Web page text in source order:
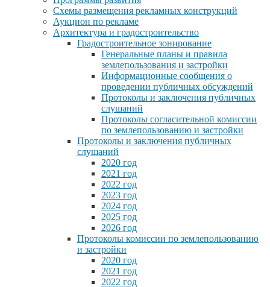
Схемы размещения рекламных конструкций
Аукцион по рекламе
Архитектура и градостроительство
Градостроительное зонирование
Генеральные планы и правила
землепользования и застройки
Информационные сообщения о
проведении публичных обсуждений
Протоколы и заключения публичных
слушаний
Протоколы согласительной комиссии
по землепользованию и застройки
Протоколы и заключения публичных
слушаний
2020 год
2021 год
2022 год
2023 год
2024 год
2025 год
2026 год
Протоколы комиссии по землепользованию
и застройки
2020 год
2021 год
2022 год